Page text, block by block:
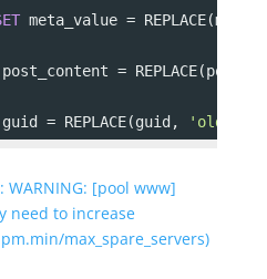
meta_value = REPLACE(
= REPLACE(
= REPLACE(guid , 'old'
WARNING: [pool www]
need to increase
max_spare_servers)